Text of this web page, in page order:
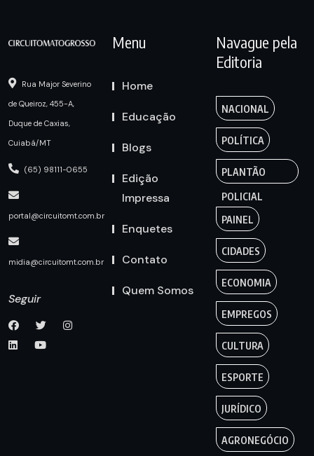
Rua Major Severino
de Queiroz, 455-A,
Duque de Caxias,
Cuiabá/MT
(65) 98111-0655
portal@circuitomt.com.br
midia@circuitomt.com.br
Seguir
Menu
Home
Educação
Blogs
Edição
Impressa
Enquetes
Contato
Quem Somos
Navague pela
Editoria
NACIONAL
POLÍTICA
PLANTÃO
POLICIAL
PAINEL
CIDADES
ECONOMIA
EMPREGOS
CULTURA
ESPORTE
JURÍDICO
AGRONEGÓCIO